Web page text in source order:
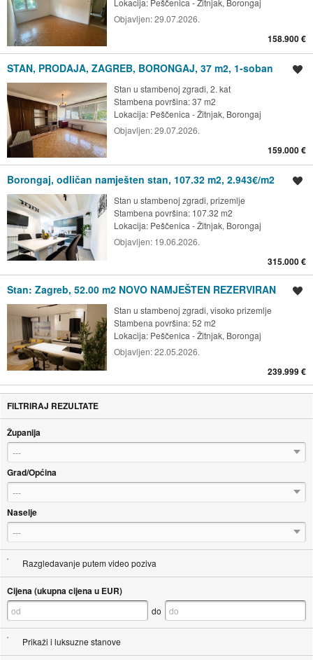
Lokacija: Peščenica - Žitnjak, Borongaj
Objavljen:29.07.2026.
158.900 €
STAN, PRODAJA, ZAGREB, BORONGAJ, 37 m2, 1-soban
Stan u stambenoj zgradi, 2. kat
Stambena površina: 37 m2
Lokacija: Peščenica - Žitnjak, Borongaj
Objavljen:29.07.2026.
159.000 €
Borongaj, odličan namješten stan, 107.32 m2, 2.943€/m2
Stan u stambenoj zgradi, prizemlje
Stambena površina: 107.32 m2
Lokacija: Peščenica - Žitnjak, Borongaj
Objavljen: 19.06.2026.
315.000 €
Stan: Zagreb, 52.00 m2 NOVO NAMJEŠTEN REZERVIRAN
Stan u stambenoj zgradi, visoko prizemlje
Stambena površina: 52 m2
Lokacija: Peščenica - Žitnjak, Borongaj
Objavljen:22.05.2026.
239.999 €
FILTRIRAJ REZULTATE
Županija
---
Grad/Općina
---
Naselje
---
Razgledavanje putem video poziva
Cijena (ukupna cijena u EUR)
do
Prikaži i luksuzne stanove